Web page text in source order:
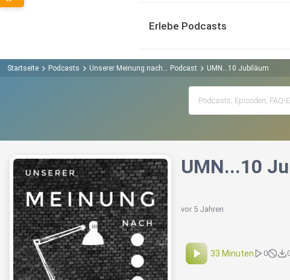
Erlebe Podcasts
Startseite Podcasts Unserer Meinung nach... Podcast UMN...10 Jubiläum
UMN...10
vor 5 Jahren
33 Minuten 0